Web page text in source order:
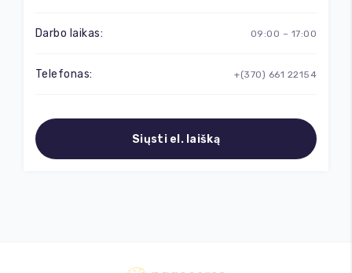
Darbo laikas: 09:00 – 17:00
Telefonas: +(370) 661 22154
Siųsti el. laišką